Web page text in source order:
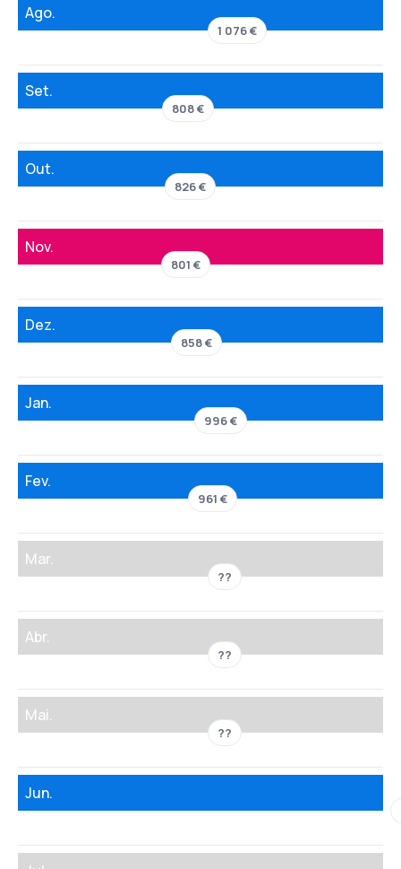
Ago.
1 076 €
Set.
808 €
Out.
826 €
Nov.
801 €
Dez.
858 €
Jan.
996 €
Fev.
961 €
Mar.
??
Abr.
??
Mai.
??
Jun.